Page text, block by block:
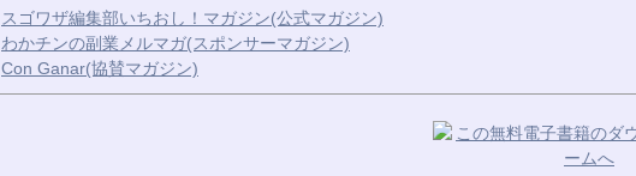
スゴワザ編集部いちおし！マガジン(公式マガジン)
わかチンの副業メルマガ(スポンサーマガジン)
Con Ganar(協賛マガジン)